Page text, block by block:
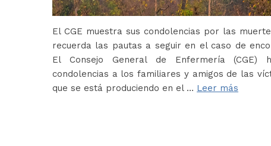
El CGE muestra sus condolencias por las
recuerda las pautas a seguir en el caso de
El Consejo General de Enfermería (CGE)
condolencias a los familiares y amigos de las
que se está produciendo en el … Leer más